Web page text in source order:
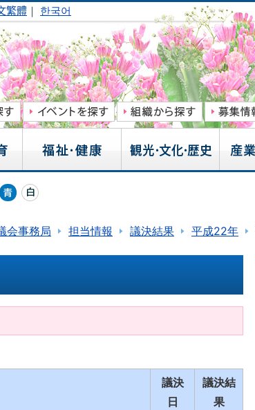
繁體 ｜ 한국어
会事務局 担当情報 議決結果 平成22年
議決
日
議決結
果